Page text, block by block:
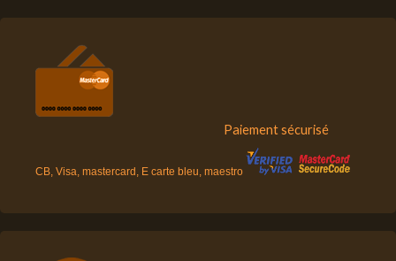
Paiement sécurisé
CB, Visa, mastercard, E carte bleu, maestro